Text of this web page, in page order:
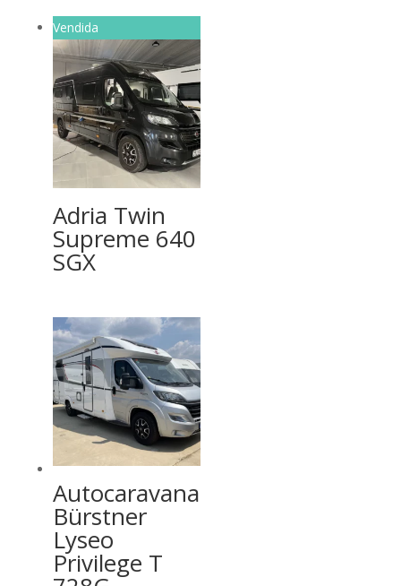
Vendida
Adria Twin
Supreme 640
SGX
Autocaravana
Bürstner
Lyseo
Privilege T